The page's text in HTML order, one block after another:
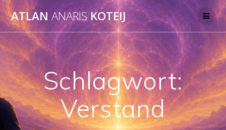
Skip
to
content
ATLAN ANARISKOTEIJ
Schlagwort:
Verstand